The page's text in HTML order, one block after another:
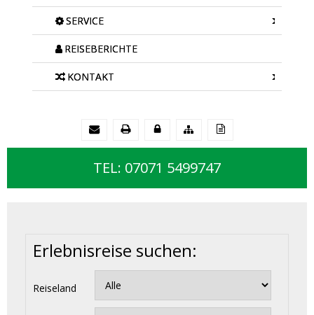
SERVICE
REISEBERICHTE
KONTAKT
TEL: 07071 5499747
Erlebnisreise suchen:
Reiseland